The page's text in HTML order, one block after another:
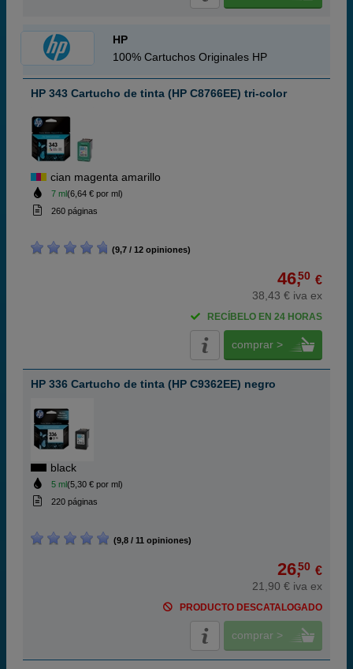
HP
100% Cartuchos Originales HP
HP 343 Cartucho de tinta (HP C8766EE) tri-color
cian magenta amarillo
7 ml(6,64 € por ml)
260 páginas
(9,7 / 12 opiniones)
46,50 €
38,43 € iva ex
RECÍBELO EN 24 HORAS
comprar >
HP 336 Cartucho de tinta (HP C9362EE) negro
black
5 ml(5,30 € por ml)
220 páginas
(9,8 / 11 opiniones)
26,50 €
21,90 € iva ex
PRODUCTO DESCATALOGADO
comprar >